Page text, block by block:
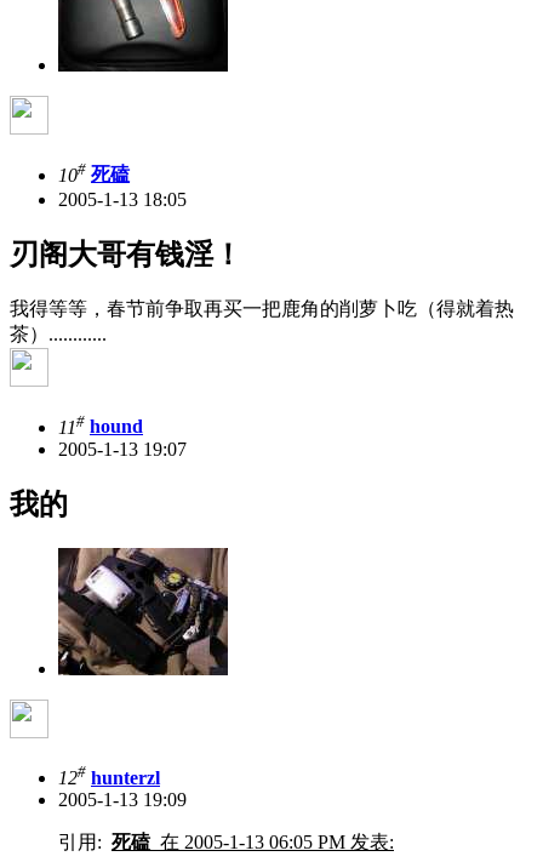
10# 死磕
2005-1-13 18:05
刃阁大哥有钱淫！
我得等等，春节前争取再买一把鹿角的削萝卜吃（得就着热
茶）............
11# hound
2005-1-13 19:07
我的
12# hunterzl
2005-1-13 19:09
引用: 死磕 在 2005-1-13 06:05 PM 发表: